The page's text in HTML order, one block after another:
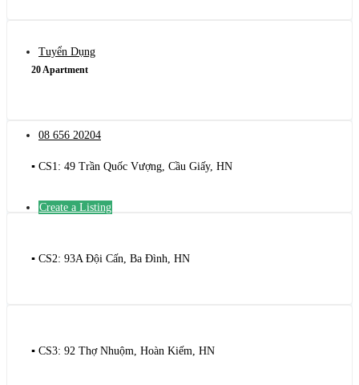
Tuyển Dụng
08 656 20204
Create a Listing
20 Apartment
▪️ CS1: 49 Trần Quốc Vượng, Cầu Giấy, HN
▪️ CS2: 93A Đội Cấn, Ba Đình, HN
▪️ CS3: 92 Thợ Nhuộm, Hoàn Kiếm, HN